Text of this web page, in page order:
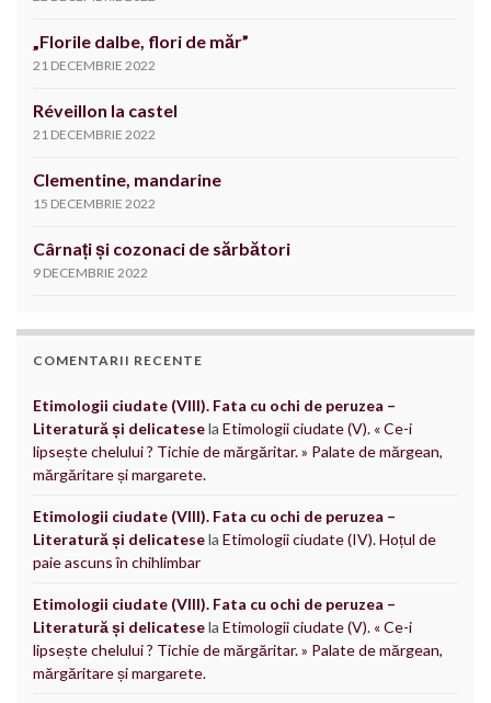
„Florile dalbe, flori de măr”
21 DECEMBRIE 2022
Réveillon la castel
21 DECEMBRIE 2022
Clementine, mandarine
15 DECEMBRIE 2022
Cârnați și cozonaci de sărbători
9 DECEMBRIE 2022
COMENTARII RECENTE
Etimologii ciudate (VIII). Fata cu ochi de peruzea –
Literatură și delicatesela Etimologii ciudate (V). « Ce-i
lipsește chelului ? Tichie de mărgăritar. » Palate de mărgean,
mărgăritare și margarete.
Etimologii ciudate (VIII). Fata cu ochi de peruzea –
Literatură și delicatesela Etimologii ciudate (IV). Hoțul de
paie ascuns în chihlimbar
Etimologii ciudate (VIII). Fata cu ochi de peruzea –
Literatură și delicatesela Etimologii ciudate (V). « Ce-i
lipsește chelului ? Tichie de mărgăritar. » Palate de mărgean,
mărgăritare și margarete.